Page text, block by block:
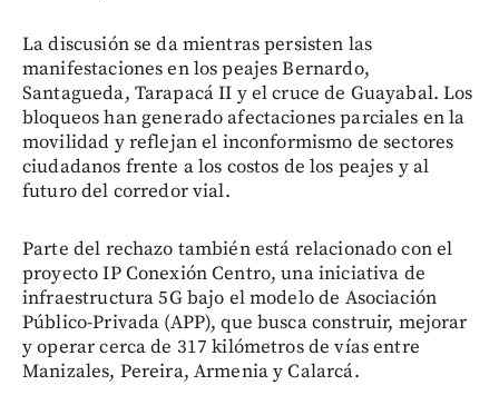
La discusión se da mientras persisten las
manifestaciones en los peajes Bernardo,
Santagueda, Tarapacá II y el cruce de Guayabal. Los
bloqueos han generado afectaciones parciales en la
movilidad y reflejan el inconformismo de sectores
ciudadanos frente a los costos de los peajes y al
futuro del corredor vial.
Parte del rechazo también está relacionado con el
proyecto IP Conexión Centro, una iniciativa de
infraestructura 5G bajo el modelo de Asociación
Público-Privada (APP), que busca construir, mejorar
y operar cerca de 317 kilómetros de vías entre
Manizales, Pereira, Armenia y Calarcá.